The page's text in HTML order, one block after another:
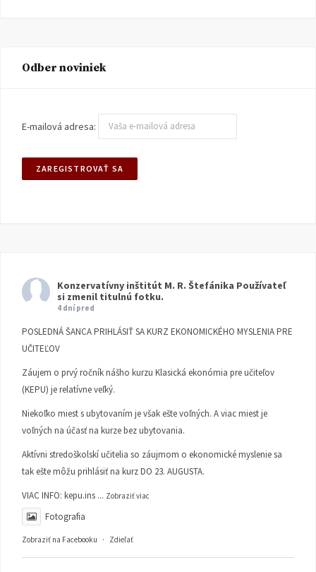
Odber noviniek
E-mailová adresa:
Konzervatívny inštitút M. R. Štefánika Používateľ
si zmenil titulnú fotku.
4 dní pred
POSLEDNÁ ŠANCA PRIHLÁSIŤ SA KURZ EKONOMICKÉHO MYSLENIA PRE
UČITEĽOV
Záujem o prvý ročník nášho kurzu Klasická ekonómia pre učiteľov
(KEPU) je relatívne veľký.
Niekoľko miest s ubytovaním je však ešte voľných. A viac miest je
voľných na účasť na kurze bez ubytovania.
Aktívni stredoškolskí učitelia so záujmom o ekonomické myslenie sa
tak ešte môžu prihlásiť na kurz DO 23. AUGUSTA.
VIAC INFO: kepu.ins ... Zobraziť viac
Fotografia
Zobraziť na Facebooku · Zdieľať